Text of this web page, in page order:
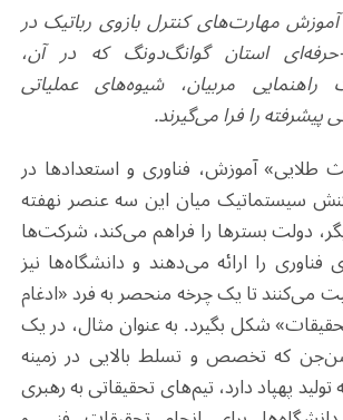
مهارت‌های کنترل بازوی رباتیک در
استان گوانگ‌دونگ که در آن،
مربیان، شیوه‌های عملیاتی
را فرا می‌گیرند.
طلایی» آموزش، فناوری و استعدادها در
سیستماتیک میان این سه عنصر نهفته
دولت بسترها را فراهم می‌کند، شرکت‌ها
فناوری را ارائه می‌دهند و دانشگاه‌ها نیز
می‌کنند تا یک چرخه منحصر به فرد «ادغام
شکل بگیرد. به عنوان مثال، در یک
که تخصص و تسلط بالایی در زمینه
پهپاد دارد، تیم‌های تحقیقاتی به رهبری